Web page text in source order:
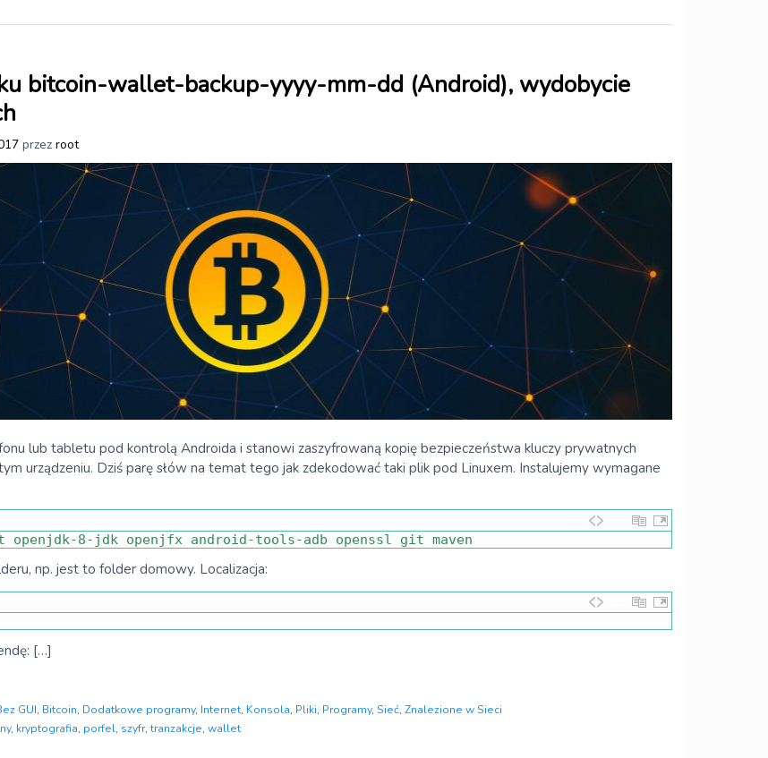
bitcoin-wallet-backup-yyyy-mm-dd (Android), wydobycie
przez root
lub tabletu pod kontrolą Androida i stanowi zaszyfrowaną kopię bezpieczeństwa kluczy prywatnych
urządzeniu. Dziś parę słów na temat tego jak zdekodować taki plik pod Linuxem. Instalujemy wymagane
openjdk-8- jdk openjfx android-tools-adb openssl git maven
np. jest to folder domowy. Localizacja:
[…]
GUI, Bitcoin, Dodatkowe programy, Internet, Konsola, Pliki, Programy, Sieć, Znalezione w Sieci
, kryptografia, porfel, szyfr,tranzakcje, wallet